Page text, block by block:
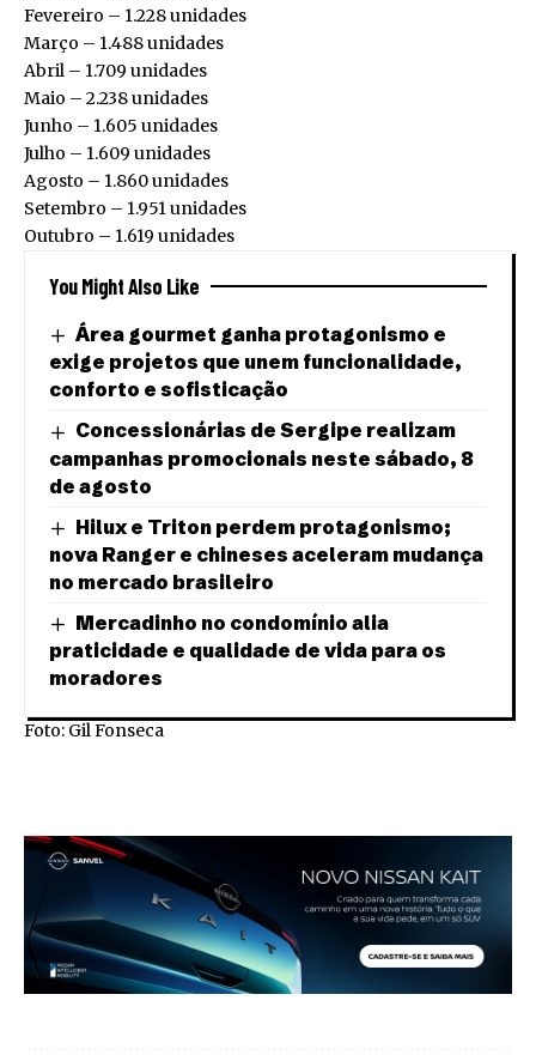
Fevereiro – 1.228 unidades
Março – 1.488 unidades
Abril – 1.709 unidades
Maio – 2.238 unidades
Junho – 1.605 unidades
Julho – 1.609 unidades
Agosto – 1.860 unidades
Setembro – 1.951 unidades
Outubro – 1.619 unidades
You Might Also Like
Área gourmet ganha protagonismo e
exige projetos que unem funcionalidade,
conforto e sofisticação
Concessionárias de Sergipe realizam
campanhas promocionais neste sábado, 8
de agosto
Hilux e Triton perdem protagonismo;
nova Ranger e chineses aceleram mudança
no mercado brasileiro
Mercadinho no condomínio alia
praticidade e qualidade de vida para os
moradores
Foto: Gil Fonseca